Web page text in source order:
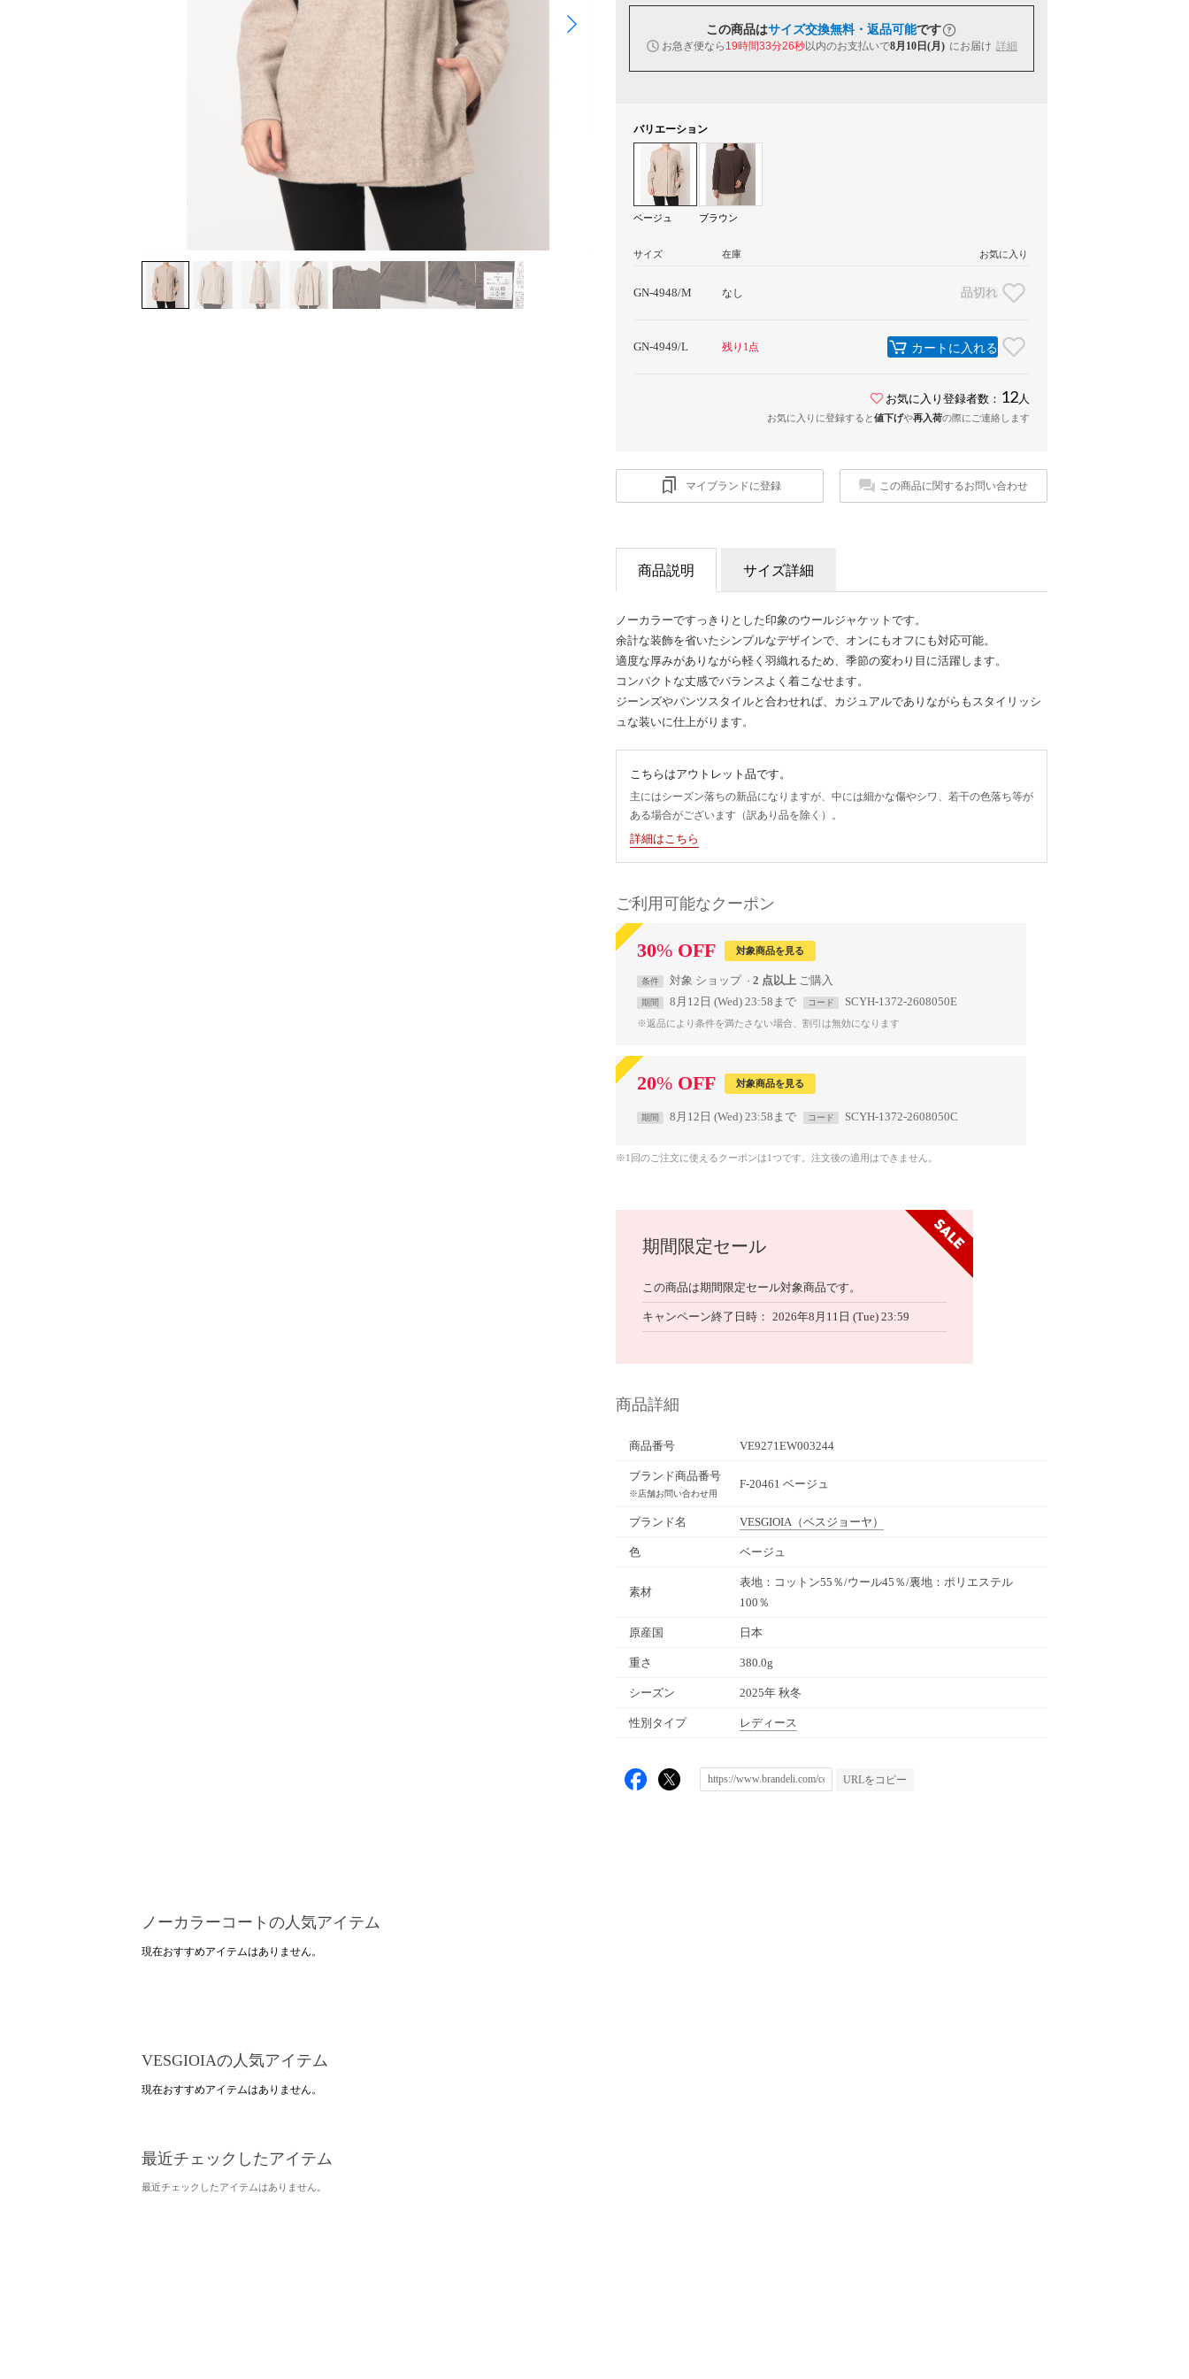
この商品はサイズ交換無料・返品可能です
お急ぎ便なら 19時間33分26秒以内のお支払いで8月10日(月) にお届け 詳細
バリエーション
ベージュ ブラウン
サイズ 在庫 お気に入り
GN-4948/M なし 品切れ
GN-4949/L 残り1点 カートに入れる
お気に入り登録者数： 12 人
お気に入りに登録すると値下げや再入荷の際にご連絡します
マイブランドに登録 この商品に関するお問い合わせ
商品説明 サイズ詳細
ノーカラーですっきりとした印象のウールジャケットです。
余計な装飾を省いたシンプルなデザインで、オンにもオフにも対応可能。
適度な厚みがありながら軽く羽織れるため、季節の変わり目に活躍します。
コンパクトな丈感でバランスよく着こなせます。
ジーンズやパンツスタイルと合わせれば、カジュアルでありながらもスタイリッシ
ュな装いに仕上がります。
こちらはアウトレット品です。
主にはシーズン落ちの新品になりますが、中には細かな傷やシワ、若干の色落ち等が
ある場合がございます（訳あり品を除く）。
詳細はこちら
ご利用可能なクーポン
30% OFF 対象商品を見る
条件 対象 ショップ 2 点以上
期間 8月12日 (Wed) 23:58まで コード SCYH-1372-2608050E
※返品により条件を満たさない場合、割引は無効になります
20% OFF 対象商品を見る
期間 8月12日 (Wed) 23:58まで コード SCYH-1372-2608050C
※1回のご注文に使えるクーポンは1つです。注文後の適用はできません。
期間限定セール
この商品は期間限定セール対象商品です。
キャンペーン終了日時 2026年8月11日 (Tue) 23:59
商品詳細
商品番号 VE9271EW003244
ブランド商品番号
※店舗お問い合わせ用
F-20461 ベージュ
ブランド名 VESGIOIA （ベスジョーヤ）
色 ベージュ
素材
表地：コットン55％/ウール45％/裏地：ポリエステル
100％
原産国 日本
重さ 380.0g
シーズン 2025年 秋冬
性別タイプ レディース
URLをコピー
ノーカラーコートの人気アイテム
現在おすすめアイテムはありません。
VESGIOIAの人気アイテム
現在おすすめアイテムはありません。
最近チェックしたアイテム
最近チェックしたアイテムはありません。